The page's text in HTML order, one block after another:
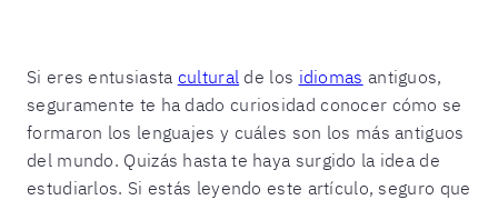
Si eres entusiasta cultural de los idiomas antiguos,
seguramente te ha dado curiosidad conocer cómo se
formaron los lenguajes y cuáles son los más antiguos
del mundo. Quizás hasta te haya surgido la idea de
estudiarlos. Si estás leyendo este artículo, seguro que